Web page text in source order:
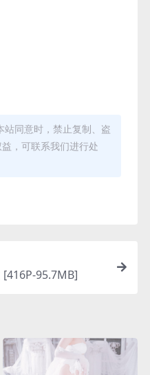
同意时，禁止复制、盗
，可联系我们进行处
95.7MB]